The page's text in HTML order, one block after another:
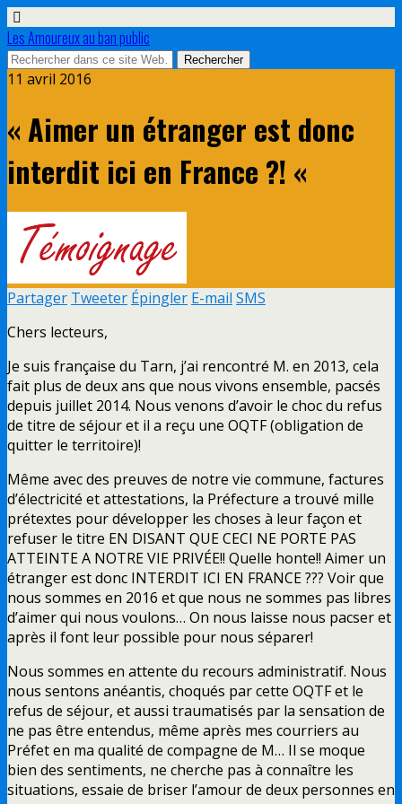
Les Amoureux au ban public
11 avril 2016
« Aimer un étranger est donc
interdit ici en France ?! «
Partager Tweeter Épingler E-mail SMS
Chers lecteurs,
Je suis française du Tarn, j’ai rencontré M. en 2013, cela
fait plus de deux ans que nous vivons ensemble, pacsés
depuis juillet 2014. Nous venons d’avoir le choc du refus
de titre de séjour et il a reçu une OQTF (obligation de
quitter le territoire)!
Même avec des preuves de notre vie commune, factures
d’électricité et attestations, la Préfecture a trouvé mille
prétextes pour développer les choses à leur façon et
refuser le titre EN DISANT QUE CECI NE PORTE PAS
ATTEINTE A NOTRE VIE PRIVÉE!! Quelle honte!! Aimer un
étranger est donc INTERDIT ICI EN FRANCE ??? Voir que
nous sommes en 2016 et que nous ne sommes pas libres
d’aimer qui nous voulons… On nous laisse nous pacser et
après il font leur possible pour nous séparer!
Nous sommes en attente du recours administratif. Nous
nous sentons anéantis, choqués par cette OQTF et le
refus de séjour, et aussi traumatisés par la sensation de
ne pas être entendus, même après mes courriers au
Préfet en ma qualité de compagne de M… Il se moque
bien des sentiments, ne cherche pas à connaître les
situations, essaie de briser l’amour de deux personnes en